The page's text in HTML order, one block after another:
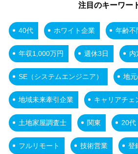
注目のキーワー
40代 ホワイト企業 年齢不
年収1,000万円 週休3日 内
SE（システムエンジニア） 地
地域未来牽引企業 キャリアチェ
土地家屋調査士 関東 20代
フルリモート 技術営業 登